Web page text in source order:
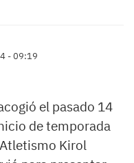
- 09:19
el pasado 14
de temporada
Kirol